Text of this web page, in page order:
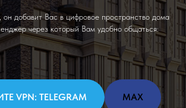
добавит Вас в цифровое пространство дома
через который Вам удобно общаться:
VPN: TELEGRAM MAX